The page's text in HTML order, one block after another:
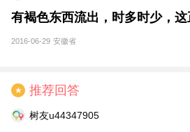
有褐色东西流出，时多时少，这
2016-06-29 安徽省
★ 推荐回答
树友u44347905